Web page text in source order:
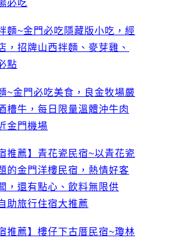
必吃
麵~金門必吃隱藏版小吃，經
，招牌山西拌麵、麥芽雞、
點
~金門必吃美食，良金牧場嚴
槽牛，每日限量溫體沖牛肉
金門機場
推薦】青花瓷民宿~以青花瓷
的金門洋樓民宿，熱情好客
，還有點心、飲料無限供
助旅行住宿大推薦
推薦】樓仔下古厝民宿~瓊林